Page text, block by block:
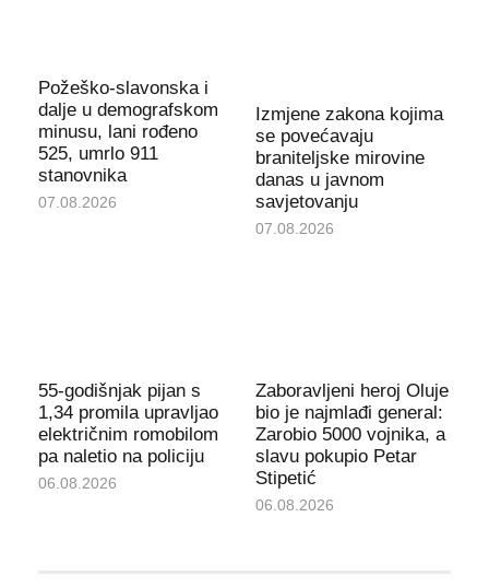
Požeško-slavonska i
dalje u demografskom
minusu, lani rođeno
525, umrlo 911
stanovnika
07.08.2026
Izmjene zakona kojima
se povećavaju
braniteljske mirovine
danas u javnom
savjetovanju
07.08.2026
55-godišnjak pijan s
1,34 promila upravljao
električnim romobilom
pa naletio na policiju
06.08.2026
Zaboravljeni heroj Oluje
bio je najmlađi general:
Zarobio 5000 vojnika, a
slavu pokupio Petar
Stipetić
06.08.2026